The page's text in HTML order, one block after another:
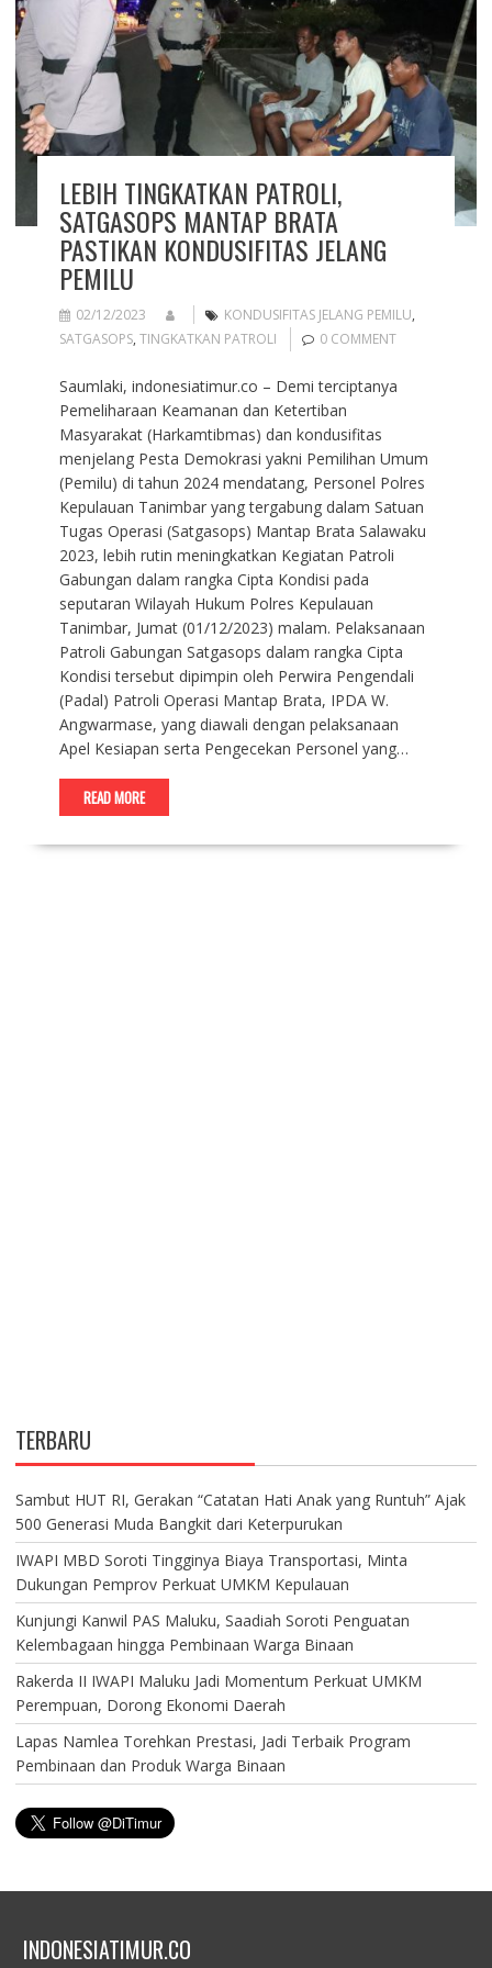
LEBIH TINGKATKAN PATROLI,
SATGASOPS MANTAP BRATA
PASTIKAN KONDUSIFITAS JELANG
PEMILU
02/12/2023 KONDUSIFITAS JELANG PEMILU,
SATGASOPS, TINGKATKAN PATROLI 0 COMMENT
Saumlaki, indonesiatimur.co – Demi terciptanya
Pemeliharaan Keamanan dan Ketertiban
Masyarakat (Harkamtibmas) dan kondusifitas
menjelang Pesta Demokrasi yakni Pemilihan Umum
(Pemilu) di tahun 2024 mendatang, Personel Polres
Kepulauan Tanimbar yang tergabung dalam Satuan
Tugas Operasi (Satgasops) Mantap Brata Salawaku
2023, lebih rutin meningkatkan Kegiatan Patroli
Gabungan dalam rangka Cipta Kondisi pada
seputaran Wilayah Hukum Polres Kepulauan
Tanimbar, Jumat (01/12/2023) malam. Pelaksanaan
Patroli Gabungan Satgasops dalam rangka Cipta
Kondisi tersebut dipimpin oleh Perwira Pengendali
(Padal) Patroli Operasi Mantap Brata, IPDA W.
Angwarmase, yang diawali dengan pelaksanaan
Apel Kesiapan serta Pengecekan Personel yang…
READ MORE
TERBARU
Sambut HUT RI, Gerakan “Catatan Hati Anak yang Runtuh” Ajak
500 Generasi Muda Bangkit dari Keterpurukan
IWAPI MBD Soroti Tingginya Biaya Transportasi, Minta
Dukungan Pemprov Perkuat UMKM Kepulauan
Kunjungi Kanwil PAS Maluku, Saadiah Soroti Penguatan
Kelembagaan hingga Pembinaan Warga Binaan
Rakerda II IWAPI Maluku Jadi Momentum Perkuat UMKM
Perempuan, Dorong Ekonomi Daerah
Lapas Namlea Torehkan Prestasi, Jadi Terbaik Program
Pembinaan dan Produk Warga Binaan
INDONESIATIMUR.CO